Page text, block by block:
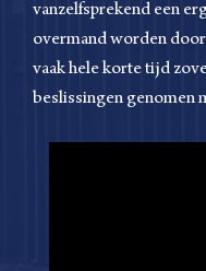
vanzelfsprekend een
overmand worden
vaak hele korte tijd
beslissingen genomen